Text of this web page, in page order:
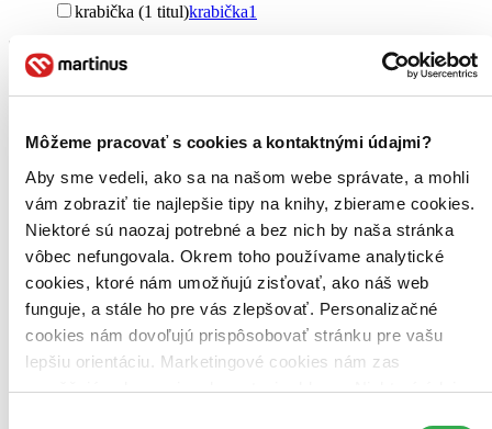
Môžeme pracovať s cookies a kontaktnými údajmi?
Aby sme vedeli, ako sa na našom webe správate, a mohli
vám zobraziť tie najlepšie tipy na knihy, zbierame cookies.
Niektoré sú naozaj potrebné a bez nich by naša stránka
vôbec nefungovala. Okrem toho používame analytické
cookies, ktoré nám umožňujú zisťovať, ako náš web
funguje, a stále ho pre vás zlepšovať. Personalizačné
cookies nám dovoľujú prispôsobovať stránku pre vašu
lepšiu orientáciu. Marketingové cookies nám zas
umožňujú zobrazenie relevantnej reklamy. Niektoré údaje
krabička (1 titul)krabička1
Zúžiť výber
Zoradiť
Bestsellery
Top hodnotené
Novinky
Najdrahšie
Najlacnejšie
Najvyššia zľava